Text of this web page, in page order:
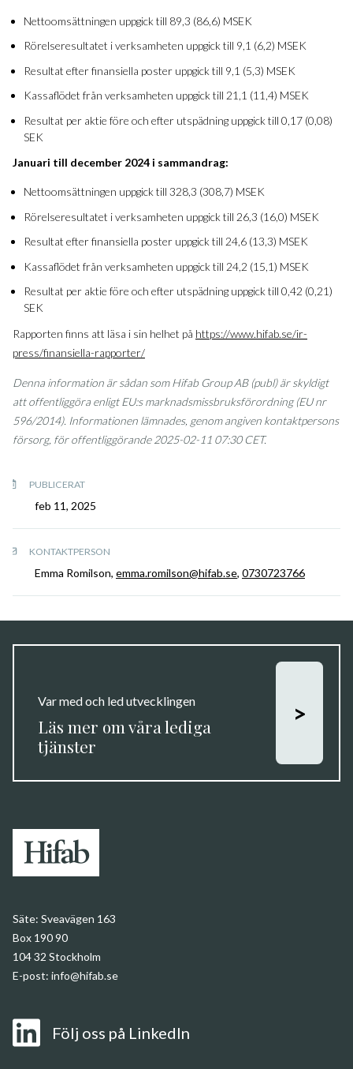
Nettoomsättningen uppgick till 89,3 (86,6) MSEK
Rörelseresultatet i verksamheten uppgick till 9,1 (6,2) MSEK
Resultat efter finansiella poster uppgick till 9,1 (5,3) MSEK
Kassaflödet från verksamheten uppgick till 21,1 (11,4) MSEK
Resultat per aktie före och efter utspädning uppgick till 0,17 (0,08)
SEK
Januari till december 2024 i sammandrag:
Nettoomsättningen uppgick till 328,3 (308,7) MSEK
Rörelseresultatet i verksamheten uppgick till 26,3 (16,0) MSEK
Resultat efter finansiella poster uppgick till 24,6 (13,3) MSEK
Kassaflödet från verksamheten uppgick till 24,2 (15,1) MSEK
Resultat per aktie före och efter utspädning uppgick till 0,42 (0,21)
SEK
Rapporten finns att läsa i sin helhet på https://www.hifab.se/ir-
press/finansiella-rapporter/
Denna information är sådan som Hifab Group AB (publ) är skyldigt
att offentliggöra enligt EU:s marknadsmissbruksförordning (EU nr
596/2014). Informationen lämnades, genom angiven kontaktpersons
försorg, för offentliggörande 2025-02-11 07:30 CET.
PUBLICERAT
feb 11, 2025
KONTAKTPERSON
Emma Romilson, emma.romilson@hifab.se, 0730723766
Var med och led utvecklingen
Läs mer om våra lediga
tjänster
>
Säte: Sveavägen 163
Box 190 90
104 32 Stockholm
E-post: info@hifab.se
Följ oss på LinkedIn